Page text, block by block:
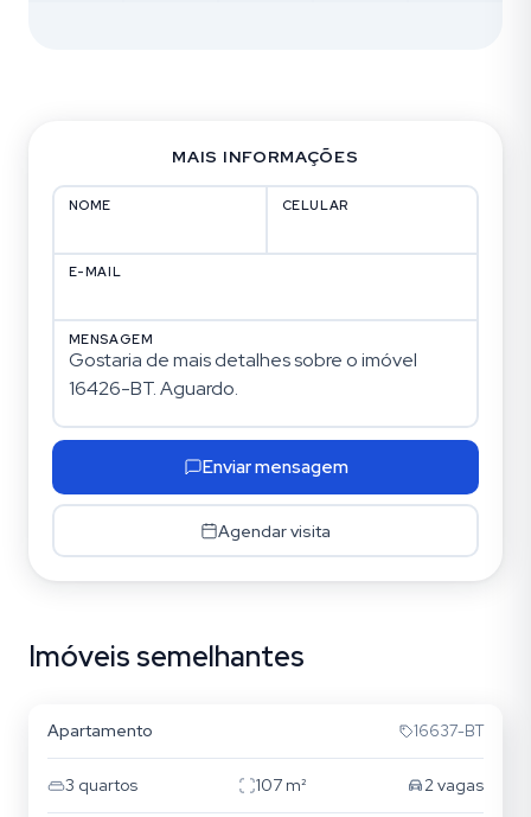
MAIS INFORMAÇÕES
NOME CELULAR
E-MAIL
MENSAGEM
Enviar mensagem
Agendar visita
Imóveis semelhantes
Centro
Apartamento 16637-BT
3 quartos 107 m² 2vagas